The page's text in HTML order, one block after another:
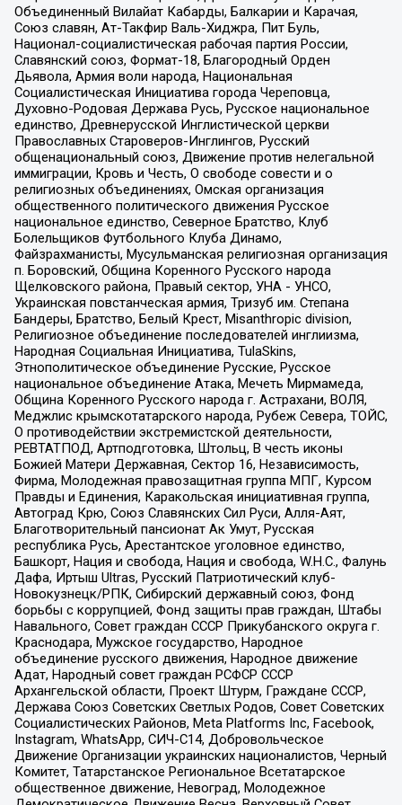
Объединенный Вилайат Кабарды, Балкарии и Карачая,
Союз славян, Ат-Такфир Валь-Хиджра, Пит Буль,
Национал-социалистическая рабочая партия России,
Славянский союз, Формат-18, Благородный Орден
Дьявола, Армия воли народа, Национальная
Социалистическая Инициатива города Череповца,
Духовно-Родовая Держава Русь, Русское национальное
единство, Древнерусской Инглистической церкви
Православных Староверов-Инглингов, Русский
общенациональный союз, Движение против нелегальной
иммиграции, Кровь и Честь, О свободе совести и о
религиозных объединениях, Омская организация
общественного политического движения Русское
национальное единство, Северное Братство, Клуб
Болельщиков Футбольного Клуба Динамо,
Файзрахманисты, Мусульманская религиозная организация
п. Боровский, Община Коренного Русского народа
Щелковского района, Правый сектор, УНА - УНСО,
Украинская повстанческая армия, Тризуб им. Степана
Бандеры, Братство, Белый Крест, Misanthropic division,
Религиозное объединение последователей инглиизма,
Народная Социальная Инициатива, TulaSkins,
Этнополитическое объединение Русские, Русское
национальное объединение Атака, Мечеть Мирмамеда,
Община Коренного Русского народа г. Астрахани, ВОЛЯ,
Меджлис крымскотатарского народа, Рубеж Севера, ТОЙС,
О противодействии экстремистской деятельности,
РЕВТАТПОД, Артподготовка, Штольц, В честь иконы
Божией Матери Державная, Сектор 16, Независимость,
Фирма, Молодежная правозащитная группа МПГ, Курсом
Правды и Единения, Каракольская инициативная группа,
Автоград Крю, Союз Славянских Сил Руси, Алля-Аят,
Благотворительный пансионат Ак Умут, Русская
республика Русь, Арестантское уголовное единство,
Башкорт, Нация и свобода, Нация и свобода, W.H.С., Фалунь
Дафа, Иртыш Ultras, Русский Патриотический клуб-
Новокузнецк/РПК, Сибирский державный союз, Фонд
борьбы с коррупцией, Фонд защиты прав граждан, Штабы
Навального, Совет граждан СССР Прикубанского округа г.
Краснодара, Мужское государство, Народное
объединение русского движения, Народное движение
Адат, Народный совет граждан РСФСР СССР
Архангельской области, Проект Штурм, Граждане СССР,
Держава Союз Советских Светлых Родов, Совет Советских
Социалистических Районов, Meta Platforms Inc, Facebook,
Instagram, WhatsApp, СИЧ-С14, Добровольческое
Движение Организации украинских националистов, Черный
Комитет, Татарстанское Региональное Всетатарское
общественное движение, Невоград, Молодежное